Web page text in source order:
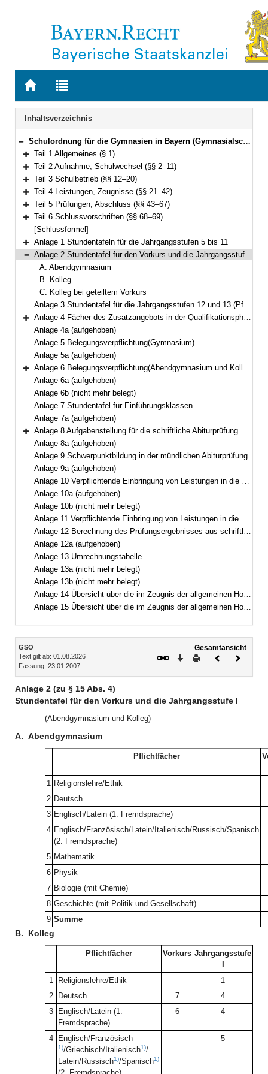
Zur
von
BAYERN.RECHT
Zur
der
letzten
Suche
Navigation
Inhaltsverzeichnis
Bereich reduzieren
Schulordnung für die Gymnasien in Bayern (Gymnasialschulordnung – GSO) Vom 23. Januar 2007 (GVBl. S. 68) BayRS 2235-1-1-1-K (§§ 1–69)
Bereich erweitern
Teil 1 Allgemeines (§ 1)
Bereich erweitern
Teil 2 Aufnahme, Schulwechsel (§§ 2–11)
Bereich erweitern
Teil 3 Schulbetrieb (§§ 12–20)
Bereich erweitern
Teil 4 Leistungen, Zeugnisse (§§ 21–42)
Bereich erweitern
Teil 5 Prüfungen, Abschluss (§§ 43–67)
Bereich erweitern
Teil 6 Schlussvorschriften (§§ 68–69)
[Schlussformel]
Bereich erweitern
Anlage 1 Stundentafeln für die Jahrgangsstufen 5 bis 11
Bereich reduzieren
Anlage 2 Stundentafel für den Vorkurs und die Jahrgangsstufe I
A. Abendgymnasium
B. Kolleg
C. Kolleg bei geteiltem Vorkurs
Anlage 3 Stundentafel für die Jahrgangsstufen 12 und 13 (Pflicht- und Wahlpflichtbereich)
Bereich erweitern
Anlage 4 Fächer des Zusatzangebots in der Qualifikationsphase
Anlage 4a (aufgehoben)
Anlage 5 Belegungsverpflichtung(Gymnasium)
Anlage 5a (aufgehoben)
Bereich erweitern
Anlage 6 Belegungsverpflichtung(Abendgymnasium und Kolleg)
Anlage 6a (aufgehoben)
Anlage 6b (nicht mehr belegt)
Anlage 7 Stundentafel für Einführungsklassen
Anlage 7a (aufgehoben)
Bereich erweitern
Anlage 8 Aufgabenstellung für die schriftliche Abiturprüfung
Anlage 8a (aufgehoben)
Anlage 9 Schwerpunktbildung in der mündlichen Abiturprüfung
Anlage 9a (aufgehoben)
Anlage 10 Verpflichtende Einbringung von Leistungen in die Gesamtqualifikation(Gymnasium und Kolleg)
Anlage 10a (aufgehoben)
Anlage 10b (nicht mehr belegt)
Anlage 11 Verpflichtende Einbringung von Leistungen in die Gesamtqualifikation(Abendgymnasium)
Anlage 12 Berechnung des Prüfungsergebnisses aus schriftlicher Prüfung und mündlicher Zusatzprüfung
Anlage 12a (aufgehoben)
Anlage 13 Umrechnungstabelle
Anlage 13a (nicht mehr belegt)
Anlage 13b (nicht mehr belegt)
Anlage 14 Übersicht über die im Zeugnis der allgemeinen Hochschulreife für andere Bewerberinnen und Bewerber erreichbare Höchstzahl von Punkten
Anlage 15 Übersicht über die im Zeugnis der allgemeinen Hochschulreife für andere Bewerberinnen und Bewerber für Schülerinnen und Schüler staatlich genehmigter Ersatzschulen erreichbare Höchstzahl von Punkten, wenn von der Ersetzungsmöglichkeit nach § 64 Abs. 2 Gebrauch gemacht wird
Inhalt
GSO
Text gilt ab: 01.08.2026
Fassung: 23.01.2007
Gesamtansicht
Download
DruckenVorheriges
Anlage 2 (zu § 15 Abs. 4)
Stundentafel für den Vorkurs und die Jahrgangsstufe I
(Abendgymnasium und Kolleg)
A. Abendgymnasium
Pflichtfächer
1 Religionslehre/Ethik
2 Deutsch
3 Englisch/Latein (1. Fremdsprache)
4 Englisch/Französisch/Latein/Italienisch/Russisch/Spanisch
(2. Fremdsprache)
5 Mathematik
6 Physik
7 Biologie (mit Chemie)
8 Geschichte (mit Politik und Gesellschaft)
9 Summe
B. Kolleg
Pflichtfächer Vorkurs Jahrgangsstufe
1
Religionslehre/Ethik –
1
2
Deutsch 7
4
3
Englisch/Latein (1.
Fremdsprache)
6 4
4 Englisch/Französisch
1)/Griechisch/Italienisch1)/
Latein/Russisch1)/Spanisch1)
– 5